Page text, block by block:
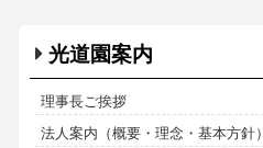
光道園案内
理事長ご挨拶
法人案内（概要・理念・基本方針）